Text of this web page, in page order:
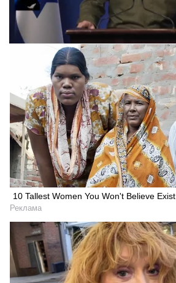
10 Tallest Women You Won't Believe Exist
Реклама